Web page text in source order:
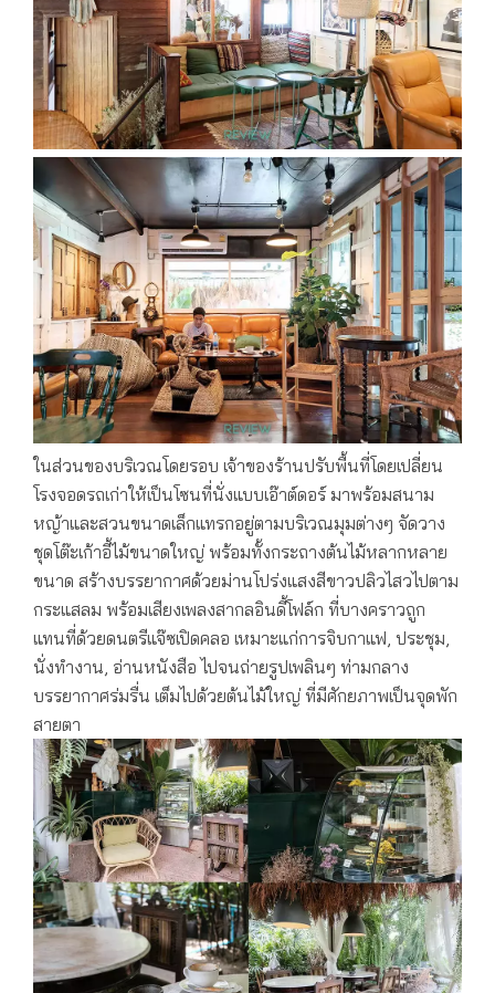
ในส่วนของบริเวณโดยรอบ เจ้าของร้านปรับพื้นที่โดยเปลี่ยน
โรงจอดรถเก่าให้เป็นโซนที่นั่งแบบเอ๊าต์ดอร์ มาพร้อมสนาม
หญ้าและสวนขนาดเล็กแทรกอยู่ตามบริเวณมุมต่างๆ จัดวาง
ชุดโต๊ะเก้าอี้ไม้ขนาดใหญ่ พร้อมทั้งกระถางต้นไม้หลากหลาย
ขนาด สร้างบรรยากาศด้วยม่านโปร่งแสงสีขาวปลิวไสวไปตาม
กระแสลม พร้อมเสียงเพลงสากลอินดี้โฟล์ก ที่บางคราวถูก
แทนที่ด้วยดนตรีแจ๊ซเปิดคลอ เหมาะแก่การจิบกาแฟ, ประชุม,
นั่งทำงาน, อ่านหนังสือ ไปจนถ่ายรูปเพลินๆ ท่ามกลาง
บรรยากาศร่มรื่น เต็มไปด้วยต้นไม้ใหญ่ ที่มีศักยภาพเป็นจุดพัก
สายตา